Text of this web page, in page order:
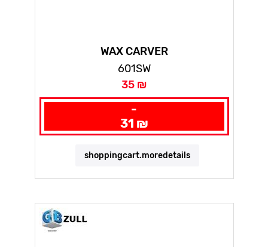
WAX CARVER
601SW
35 ₪
-
31 ₪
shoppingcart.moredetails